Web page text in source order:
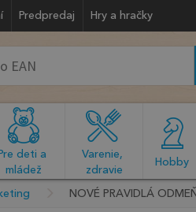
Predpredaj Hry a hračky
Pre deti a
mládež
Varenie,
zdravie
Hobby
NOVÉ PRAVIDLÁ